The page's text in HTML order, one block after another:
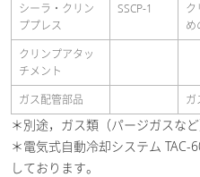
シーラ・クリン
ププレス
SSCP-1
め
クリンプアタッ
チメント
ガス配管部品
ガ
＊別途，ガス類（パージガスな
＊電気式自動冷却システム
しております。